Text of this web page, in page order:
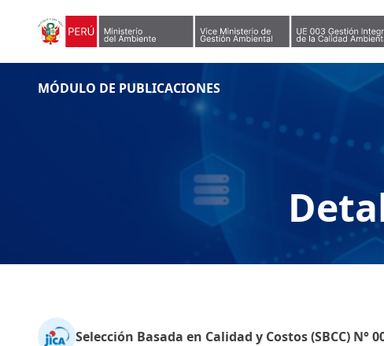
MÓDULO DE PUBLICACIONES
Selección Basada en Calidad y Costos (SBCC) N°